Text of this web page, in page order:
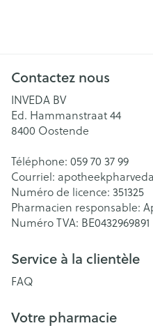
Contactez nous
INVEDA BV
Ed. Hammanstraat 44
8400 Oostende
Téléphone: 059 70 37 99
Courriel:
Numéro de licence: 351325
Pharmacien responsable:
Numéro TVA: BE0432969891
Service à la clientèle
FAQ
Votre pharmacie